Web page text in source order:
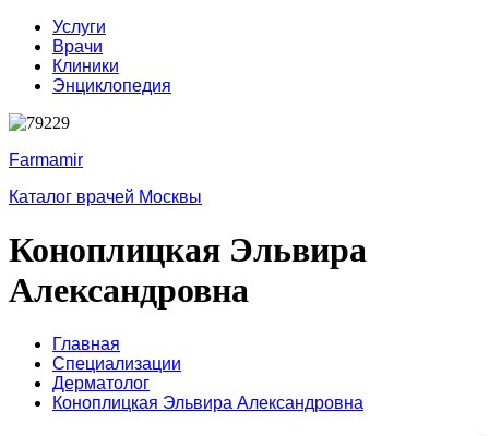
Услуги
Врачи
Клиники
Энциклопедия
Farmamir
Каталог врачей Москвы
Коноплицкая Эльвира
Александровна
Главная
Специализации
Дерматолог
Коноплицкая Эльвира Александровна